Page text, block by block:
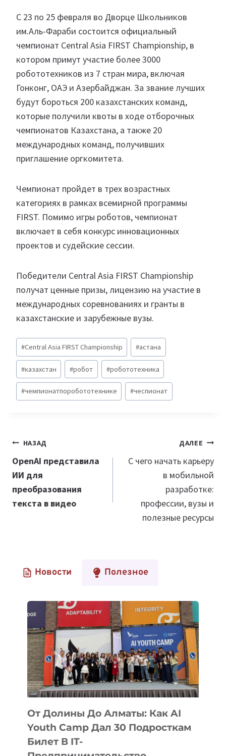
С 23 по 25 февраля во Дворце Школьников
им.Аль-Фараби состоится официальный
чемпионат Central Asia FIRST Championship, в
котором примут участие более 3000
робототехников из 7 стран мира, включая
Гонконг, ОАЭ и Азербайджан. За звание лучших
будут бороться 200 казахстанских команд,
которые получили квоты в ходе отборочных
чемпионатов Казахстана, а также 20
международных команд, получивших
приглашение оргкомитета.
Чемпионат пройдет в трех возрастных
категориях в рамках всемирной программы
FIRST. Помимо игры роботов, чемпионат
включает в себя конкурс инновационных
проектов и судейские сессии.
Победители Central Asia FIRST Championship
получат ценные призы, лицензию на участие в
международных соревнованиях и гранты в
казахстанские и зарубежные вузы.
Метки
записи:
#Central Asia FIRST Championship #астана
#казахстан #робот #робототехника
#чемпионатпоробототехнике #чеспионат
Навигация
по
записям
НАЗАД
OpenAI представила
ИИ для
преобразования
текста в видео
ДАЛЕЕ
С чего начать карьеру
в мобильной
разработке:
профессии, вузы и
полезные ресурсы
Новости Полезное
От Долины До Алматы: Как AI
Youth Camp Дал 30 Подросткам
Билет В IT-